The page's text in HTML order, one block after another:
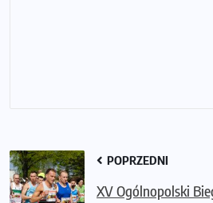
POPRZEDNI
XV Ogólnopolski